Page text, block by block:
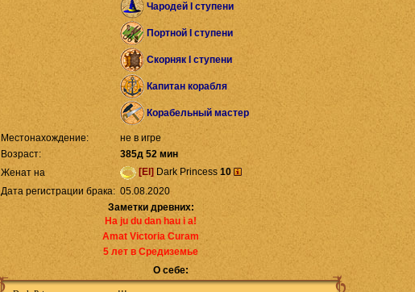
Чародей I ступени
Портной I ступени
Скорняк I ступени
Капитан корабля
Корабельный мастер
Местонахождение:
не в игре
Возраст:
385д 52 мин
Женат на
[El] Dark Princess 10
Дата регистрации брака: 05.08.2020
Заметки древних:
Ha ju du dan hau i a!
Amat Victoria Curam
5 лет в Средиземье
О себе: